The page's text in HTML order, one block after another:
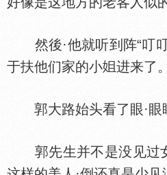
然後·他就听到阵“叮叮
于扶他们家的小
进来了。
郭大路始头看了眼·眼
郭先生并不是没见过